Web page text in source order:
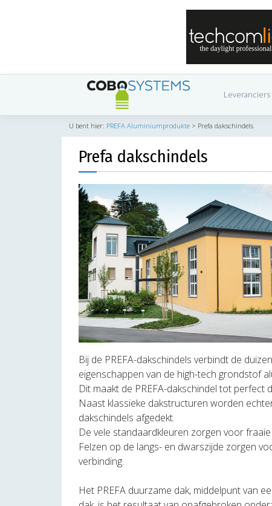
Leveranciers
U bent hier: PREFA Aluminiumprodukte > Prefa dakschindels
Prefa dakschindels
Bij de PREFA-dakschindels verbindt de
eigenschappen van de high-tech grondstof
Dit maakt de PREFA-dakschindel tot
Naast klassieke dakstructuren worden
dakschindels afgedekt.
De vele standaardkleuren zorgen voor
Felzen op de langs- en dwarszijde zorgen
verbinding.
Het PREFA duurzame dak, middelpunt van